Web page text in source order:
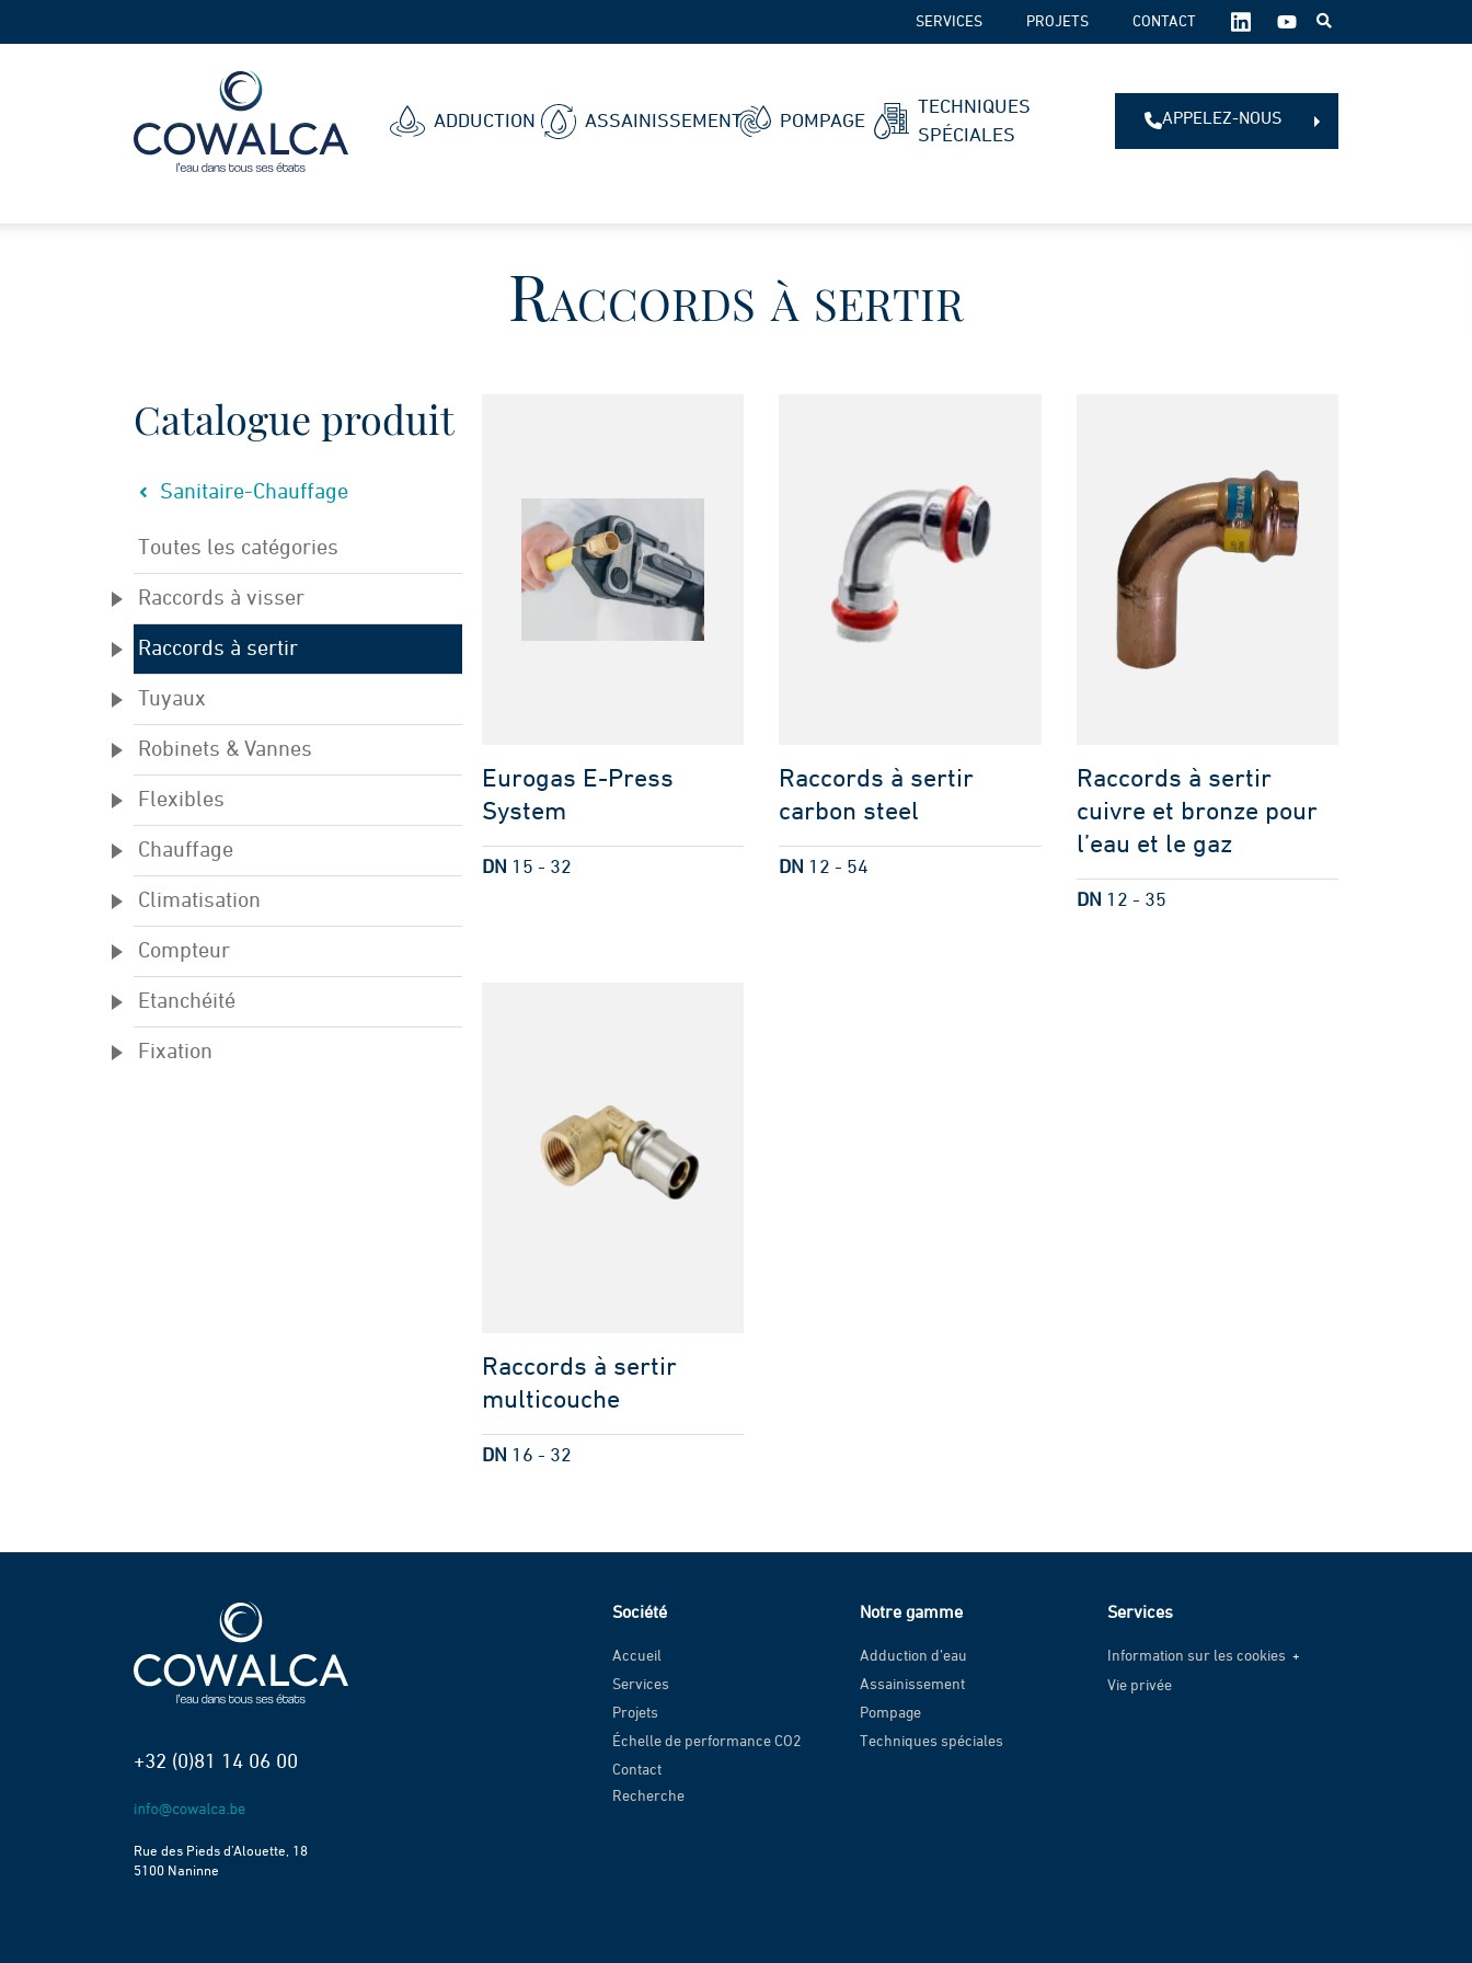
ADDUCTION ASSAINISSEMENT POMPAGE
TECHNIQUES
SPÉCIALES
SERVICES PROJETS CONTACT
SUIVEZ-
NOUS
APPELEZ-NOUS
Raccords à sertir
Catalogue produit
Sanitaire-Chauffage
Toutes les catégories
Raccords à visser
Raccords à sertir
Tuyaux
Robinets & Vannes
Flexibles
Chauffage
Climatisation
Compteur
Etanchéité
Fixation
Eurogas E-Press
System
DN 15 - 32
Raccords à sertir
carbon steel
DN 12 - 54
Raccords à sertir
cuivre et bronze pour
l’eau et le gaz
DN 12 - 35
Raccords à sertir
multicouche
DN 16 - 32
+32 (0)81 14 06 00
Rue des Pieds d’Alouette, 18
5100 Naninne
Société
Accueil
Services
Projets
Échelle de performance CO2
Contact
Recherche
Notre gamme
Adduction d’eau
Assainissement
Pompage
Techniques spéciales
Services
Information sur les cookies
Information sur les cookies
Vie privée